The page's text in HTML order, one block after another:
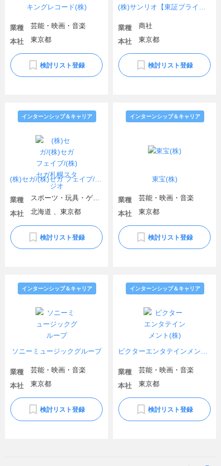
キングレコード(株)
業種
芸能・映画・音楽
本社
東京都
検討リスト登録
業種
商社
本社
東京都
検討リスト登録
インターンシップ＆キャリア
業種
スポーツ・玩具・ゲーム製品
本社
北海道 、東京都
検討リスト登録
東宝(株)
インターンシップ＆キャリア
業種
芸能・映画・音楽
本社
東京都
検討リスト登録
ソニーミュージックグループ
インターンシップ＆キャリア
業種
芸能・映画・音楽
本社
東京都
検討リスト登録
インターンシップ＆キャリア
業種
芸能・映画・音楽
本社
東京都
検討リスト登録